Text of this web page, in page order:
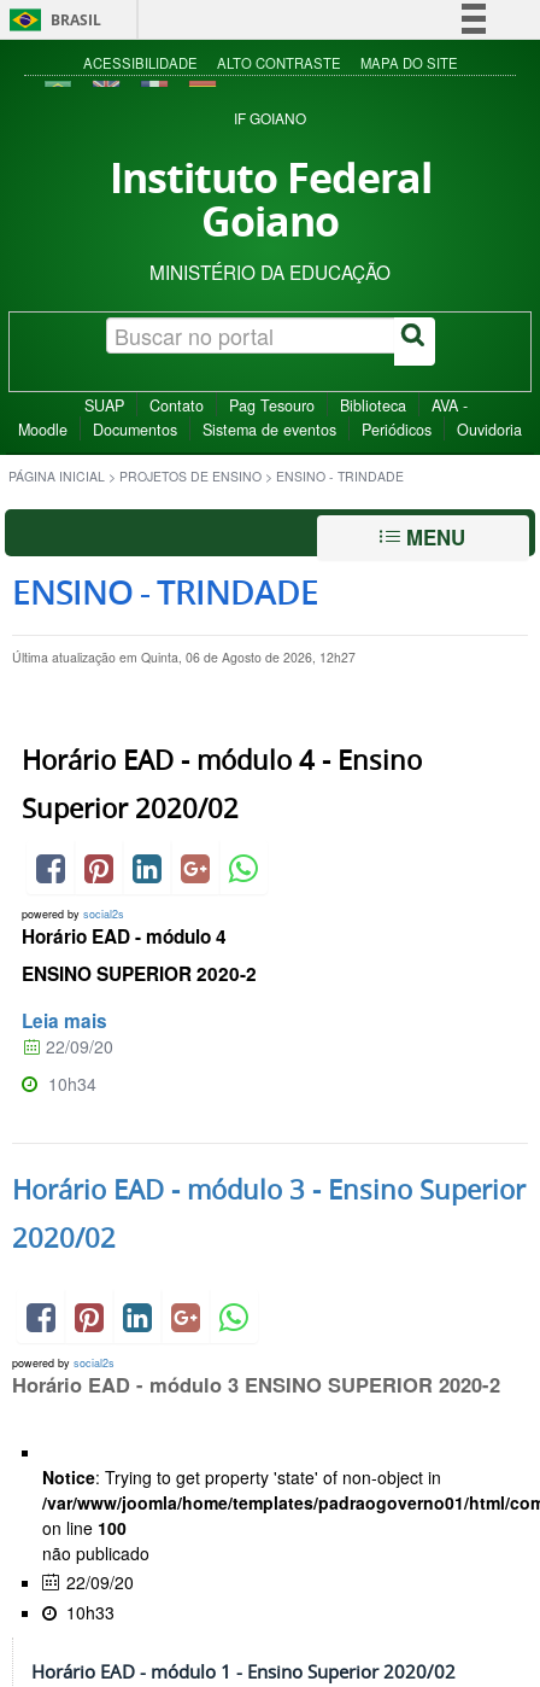
BRASIL
Simplifique!
Acesso à informação
ACESSIBILIDADE ALTO CONTRASTE MAPA DO SITE
IF GOIANO
Instituto Federal
Goiano
MINISTÉRIO DA EDUCAÇÃO
SUAP Contato Pag Tesouro Biblioteca
AVA -
Moodle
Documentos Sistema de eventos Periódicos Ouvidoria
PÁGINA INICIAL > PROJETOS DE ENSINO > ENSINO - TRINDADE
MENU
ENSINO - TRINDADE
Última atualização em Quinta, 06 de Agosto de 2026, 12h27
Horário EAD - módulo 4 - Ensino
Superior 2020/02
powered by social2s
Horário EAD - módulo 4
ENSINO SUPERIOR 2020-2
Leia mais
22/09/20
10h34
Horário EAD - módulo 3 - Ensino Superior
2020/02
powered by social2s
Horário EAD - módulo 3 ENSINO SUPERIOR 2020-2
Notice: Trying to get property 'state' of non-object in
/var/www/joomla/home/templates/padraogoverno01/html/
on line 100
não publicado
22/09/20
10h33
Horário EAD - módulo 1 - Ensino Superior 2020/02